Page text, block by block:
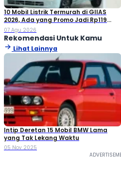
10 Mobil Listrik Termurah di GIIAS
2026, Ada yang Promo Jadi Rp119
Jutaan!
07 Agu 2026
Rekomendasi Untuk Kamu
Lihat Lainnya
Intip Deretan 15 Mobil BMW Lama
yang Tak Lekang Waktu
05 Nov 2025